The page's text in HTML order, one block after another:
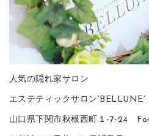
人気の隠れ家サロン
エステティックサロン’BELLUNE’
山口県下関市秋根西町１-7-24